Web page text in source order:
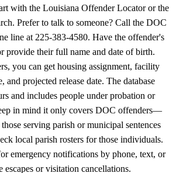
with the Louisiana Offender Locator or the
Prefer to talk to someone? Call the DOC
line at 225-383-4580. Have the offender's
provide their full name and date of birth.
you can get housing assignment, facility
and projected release date. The database
and includes people under probation or
in mind it only covers DOC offenders—
serving parish or municipal sentences
local parish rosters for those individuals.
emergency notifications by phone, text, or
escapes or visitation cancellations.